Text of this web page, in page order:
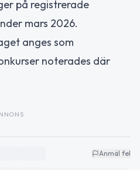
på registrerade
mars 2026.
anges som
noterades där
Anmäl fel